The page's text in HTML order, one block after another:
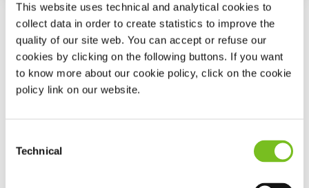
This website uses technical and analytical cookies to
collect data in order to create statistics to improve the
quality of our site web. You can accept or refuse our
cookies by clicking on the following buttons. If you want
to know more about our cookie policy, click on the cookie
policy link on our website.
Selection
Technical
VIVISOL Deutschland GmbH
Geschäftszentrale
Werner-von-Siemens-Str. 1